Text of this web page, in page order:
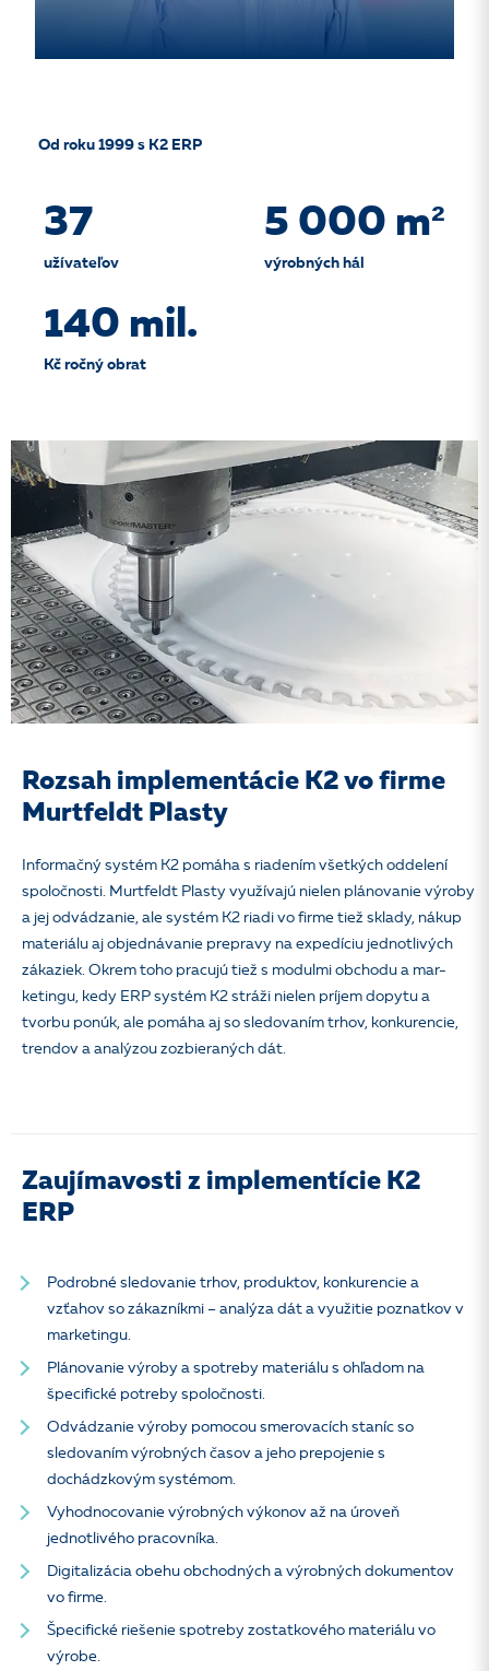
Od roku 1999 s K2 ERP
37
užívateľov
5 000 m²
výrobných hál
140 mil.
Kč ročný obrat
Rozsah implementácie K2 vo firme
Murtfeldt Plasty
Informačný systém K2 pomáha s riadením všetkých oddelení
spoločnosti. Murtfeldt Plasty využívajú nielen plánovanie výroby
a jej odvádzanie, ale systém K2 riadi vo firme tiež sklady, nákup
materiálu aj objednávanie prepravy na expedíciu jednotlivých
zákaziek. Okrem toho pracujú tiež s modulmi obchodu a mar-
ketingu, kedy ERP systém K2 stráži nielen príjem dopytu a
tvorbu ponúk, ale pomáha aj so sledovaním trhov, konkurencie,
trendov a analýzou zozbieraných dát.
Zaujímavosti z implementície K2
ERP
Podrobné sledovanie trhov, produktov, konkurencie a
vzťahov so zákazníkmi – analýza dát a využitie poznatkov v
marketingu.
Plánovanie výroby a spotreby materiálu s ohľadom na
špecifické potreby spoločnosti.
Odvádzanie výroby pomocou smerovacích staníc so
sledovaním výrobných časov a jeho prepojenie s
dochádzkovým systémom.
Vyhodnocovanie výrobných výkonov až na úroveň
jednotlivého pracovníka.
Digitalizácia obehu obchodných a výrobných dokumentov
vo firme.
Špecifické riešenie spotreby zostatkového materiálu vo
výrobe.